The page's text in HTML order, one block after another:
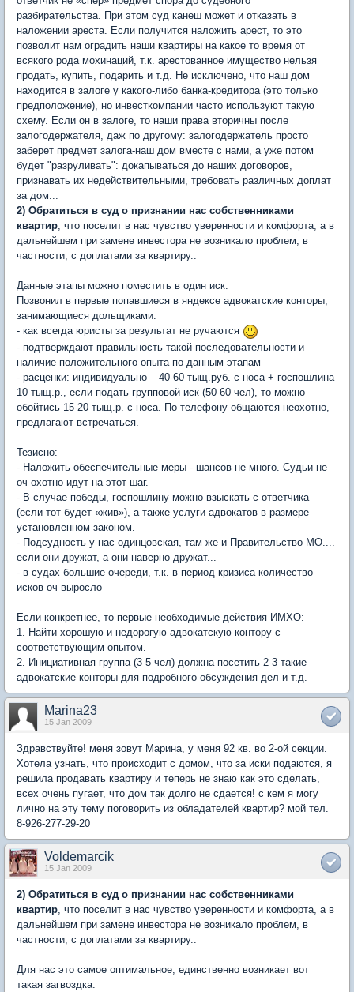
разбирательства. При этом суд канеш может и отказать в
наложении ареста. Если получится наложить арест, то это
позволит нам оградить наши квартиры на какое то время от
всякого рода мохинаций, т.к. арестованное имущество нельзя
продать, купить, подарить и т.д. Не исключено, что наш дом
находится в залоге у какого-либо банка-кредитора (это только
предположение), но инвесткомпании часто используют такую
схему. Если он в залоге, то наши права вторичны после
залогодержателя, даж по другому: залогодержатель просто
заберет предмет залога-наш дом вместе с нами, а уже потом
будет "разруливать": докапываться до наших договоров,
признавать их недействительными, требовать различных доплат
за дом...
2) Обратиться в суд о признании нас собственниками
квартир, что поселит в нас чувство уверенности и комфорта, а в
дальнейшем при замене инвестора не возникало проблем, в
частности, с доплатами за квартиру..
Данные этапы можно поместить в один иск.
Позвонил в первые попавшиеся в яндексе адвокатские конторы,
занимающиеся дольщиками:
- как всегда юристы за результат не ручаются
- подтверждают правильность такой последовательности и
наличие положительного опыта по данным этапам
- расценки: индивидуально – 40-60 тыщ.руб. с носа + госпошлина
10 тыщ.р., если подать групповой иск (50-60 чел), то можно
обойтись 15-20 тыщ.р. с носа. По телефону общаются неохотно,
предлагают встречаться.
Тезисно:
- Наложить обеспечительные меры - шансов не много. Судьи не
оч охотно идут на этот шаг.
- В случае победы, госпошлину можно взыскать с ответчика
(если тот будет «жив»), а также услуги адвокатов в размере
установленном законом.
- Подсудность у нас одинцовская, там же и Правительство МО....
если они дружат, а они наверно дружат...
- в судах большие очереди, т.к. в период кризиса количество
исков оч выросло
Если конкретнее, то первые необходимые действия ИМХО:
1. Найти хорошую и недорогую адвокатскую контору с
соответствующим опытом.
2. Инициативная группа (3-5 чел) должна посетить 2-3 такие
адвокатские конторы для подробного обсуждения дел и т.д.
Marina23
15 Jan 2009
Здравствуйте! меня зовут Марина, у меня 92 кв. во 2-ой секции.
Хотела узнать, что происходит с домом, что за иски подаются, я
решила продавать квартиру и теперь не знаю как это сделать,
всех очень пугает, что дом так долго не сдается! с кем я могу
лично на эту тему поговорить из обладателей квартир? мой тел.
8-926-277-29-20
Voldemarcik
15 Jan 2009
2) Обратиться в суд о признании нас собственниками
квартир , что поселит в нас чувство уверенности и комфорта, а в
дальнейшем при замене инвестора не возникало проблем, в
частности, с доплатами за квартиру..
Для нас это самое оптимальное, единственно возникает вот
такая загвоздка: